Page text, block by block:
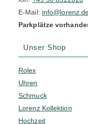
E-Mail:
Parkplätze
Unser Shop
Rolex
Uhren
Schmuck
Lorenz Kollektion
Hochzeit